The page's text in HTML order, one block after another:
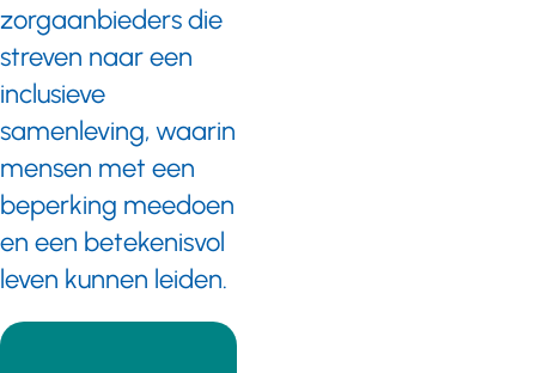
zorgaanbieders die
streven naar een
inclusieve
samenleving, waarin
mensen met een
beperking meedoen
en een betekenisvol
leven kunnen leiden.